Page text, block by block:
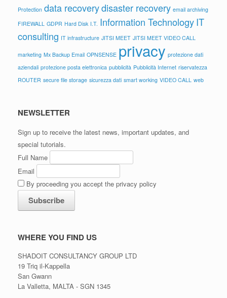
Protection data recoverydisaster recovery email archiving
FIREWALL GDPR Hard Disk I.T. Information TechnologyIT
consulting IT infrastructure JITSI MEET JITSI MEET VIDEO CALL
marketing Mx Backup Email OPNSENSE privacy protezione dati
aziendali protezione posta elettronica pubblicità Pubblicità Internet riservatezza
ROUTER secure file storage sicurezza dati smart working VIDEO CALL web
NEWSLETTER
Sign up to receive the latest news, important updates, and
special tutorials.
Full Name
Email
By proceeding you accept the privacy policy
WHERE YOU FIND US
SHADOIT CONSULTANCY GROUP LTD
19 Triq il-Kappella
San Gwann
La Valletta, MALTA - SGN 1345